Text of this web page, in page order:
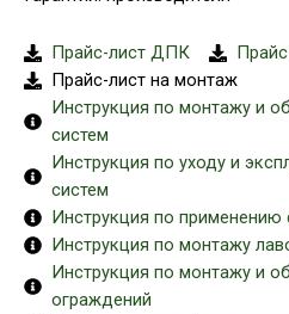
Прайс-лист ДПК
Прайс-лист на монтаж
Инструкция по монтажу и
систем
Инструкция по уходу и
систем
Инструкция по
Инструкция по монтажу
Инструкция по монтажу и
ограждений